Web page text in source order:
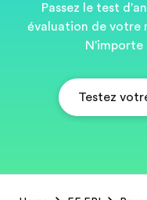
Passez le test
évaluation de votre
N'importe
Testez